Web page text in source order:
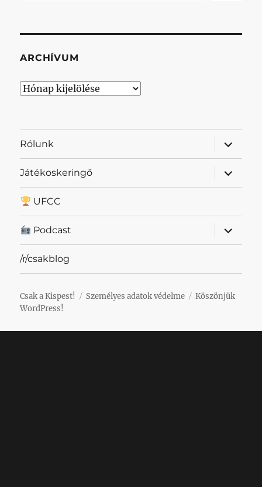
ARCHÍVUM
Archívum
Rólunk
almenü
Játékoskeringő
almenü
UFCC
Podcast
almenü
/r/csakblog
Csak a Kispest! Személyes adatok védelme
Köszönjük
WordPress!